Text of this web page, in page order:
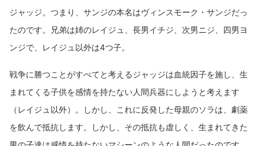
ジャッジ。つまり、サンジの本名はヴィンスモーク・サンジだっ
たのです。兄弟は姉のレイジュ、長男イチジ、次男ニジ、四男ヨ
ンジで、レイジュ以外は4つ子。
戦争に勝つことがすべてと考えるジャッジは血統因子を施し、生
まれてくる子供を感情を持たない人間兵器にしようと考えます
（レイジュ以外）。しかし、これに反発した母親のソラは、劇薬
を飲んで抵抗します。しかし、その抵抗も虚しく、生まれてきた